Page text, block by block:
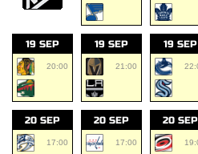
19 SEP
20:00
19 SEP
21:00
19 SEP
20 SEP
17:00
20 SEP
17:00
20 SEP